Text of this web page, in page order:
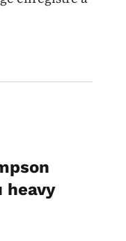
heavy